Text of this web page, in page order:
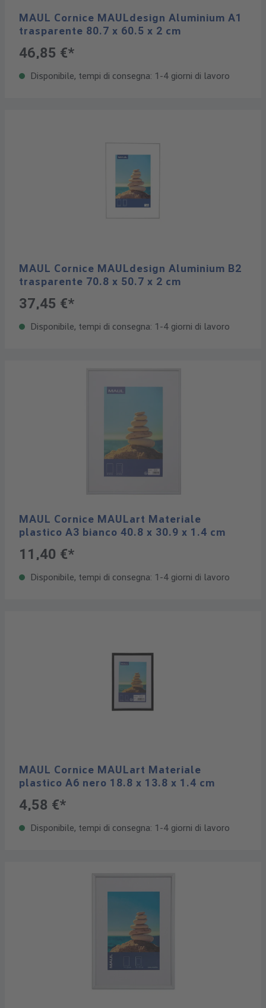
MAUL Cornice MAULdesign Aluminium A1
trasparente 80.7 x 60.5 x 2 cm
46,85 €*
Disponibile, tempi di consegna: 1-4 giorni di lavoro
MAUL Cornice MAULdesign Aluminium B2
trasparente 70.8 x 50.7 x 2 cm
37,45 €*
Disponibile, tempi di consegna: 1-4 giorni di lavoro
MAUL Cornice MAULart Materiale
plastico A3 bianco 40.8 x 30.9 x 1.4 cm
11,40 €*
Disponibile, tempi di consegna: 1-4 giorni di lavoro
MAUL Cornice MAULart Materiale
plastico A6 nero 18.8 x 13.8 x 1.4 cm
4,58 €*
Disponibile, tempi di consegna: 1-4 giorni di lavoro